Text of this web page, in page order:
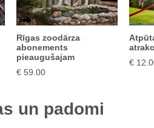
Rīgas zoodārza
abonements
pieaugušajam
€ 59.00
€
un padomi